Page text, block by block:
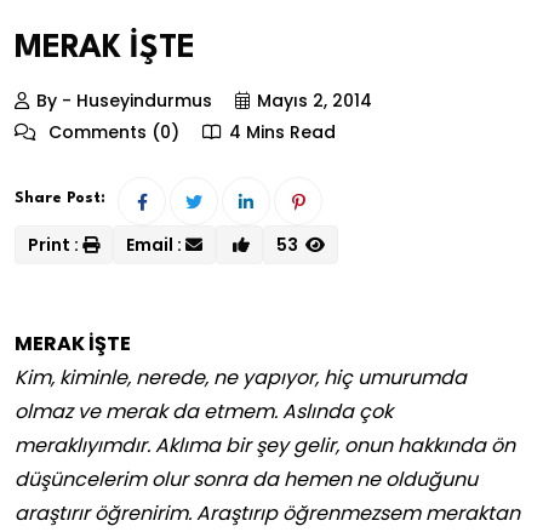
MERAK İŞTE
By - Huseyindurmus
Mayıs 2, 2014
Comments (0)
4 Mins Read
Share Post:
Print : Email : 53
MERAK İŞTE
Kim, kiminle, nerede, ne yapıyor, hiç umurumda
olmaz ve merak da etmem. Aslında çok
meraklıyımdır. Aklıma bir şey gelir, onun hakkında ön
düşüncelerim olur sonra da hemen ne olduğunu
araştırır öğrenirim. Araştırıp öğrenmezsem meraktan